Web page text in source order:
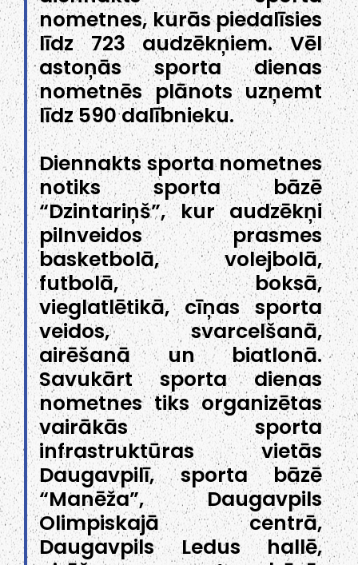
nometnes, kurās piedalīsies
līdz 723 audzēkņiem. Vēl
astoņās sporta dienas
nometnēs plānots uzņemt
līdz 590 dalībnieku.
Diennakts sporta nometnes
notiks sporta bāzē
“Dzintariņš”, kur audzēkņi
pilnveidos prasmes
basketbolā, volejbolā,
futbolā, boksā,
vieglatlētikā, cīņas sporta
veidos, svarcelšanā,
airēšanā un biatlonā.
Savukārt sporta dienas
nometnes tiks organizētas
vairākās sporta
infrastruktūras vietās
Daugavpilī, sporta bāzē
“Manēža”, Daugavpils
Olimpiskajā centrā,
Daugavpils Ledus hallē,